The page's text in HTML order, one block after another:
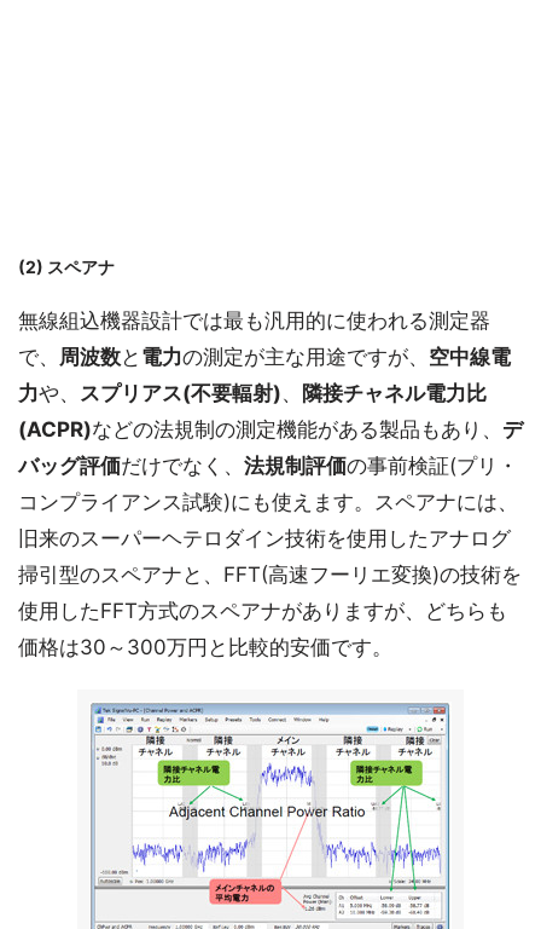
(2) スペアナ
無線組込機器設計では最も汎用的に使われる測定器
で、 周波数と 電力の測定が主な用途ですが、 空中線電
力や、 スプリアス(不要輻射)、 隣接チャネル電力比
(ACPR)などの法規制の測定機能がある製品もあり、 デ
バッグ評価だけでなく、 法規制評価の事前検証(プリ・
コンプライアンス試験)にも使えます。スペアナには、
旧来のスーパーヘテロダイン技術を使用したアナログ
掃引型のスペアナと、FFT(高速フーリエ変換)の技術を
使用したFFT方式のスペアナがありますが、どちらも
価格は30～300万円と比較的安価です。